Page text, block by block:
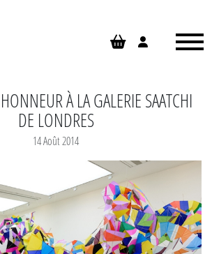
À LA GALERIE SAATCHI
DE LONDRES
14 Août 2014